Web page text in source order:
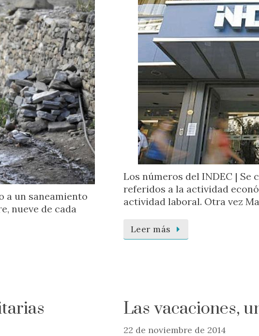
a un saneamiento
nueve de cada
Los números del INDEC | Se
referidos a la actividad
actividad laboral. Otra vez
Leer más
Las vacaciones,
22 de noviembre de 2014